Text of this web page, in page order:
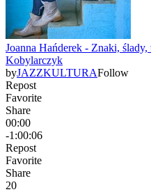
Joanna Hańderek - Znaki,
Kobylarczyk
byJAZZKULTURAFollow
Repost
Favorite
Share
00:00
-1:00:06
Repost
Favorite
Share
20